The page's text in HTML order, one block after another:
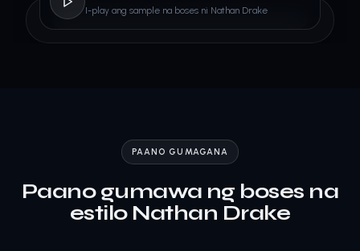
I-play ang sample na boses ni Nathan Drake
PAANO GUMAGANA
Paano gumawa ng boses na
estilo Nathan Drake